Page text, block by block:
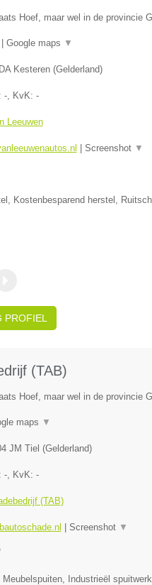
Hoef, maar wel in de provincie
Google maps ▼
Kesteren(Gelderland)
-, KvK: -
Leeuwen
Screenshot ▼
Kostenbesparend herstel,
PROFIEL
(TAB)
Hoef, maar wel in de provincie
maps ▼
JM Tiel (Gelderland)
-, KvK: -
(TAB)
Screenshot ▼
Industrieël spuitwerk